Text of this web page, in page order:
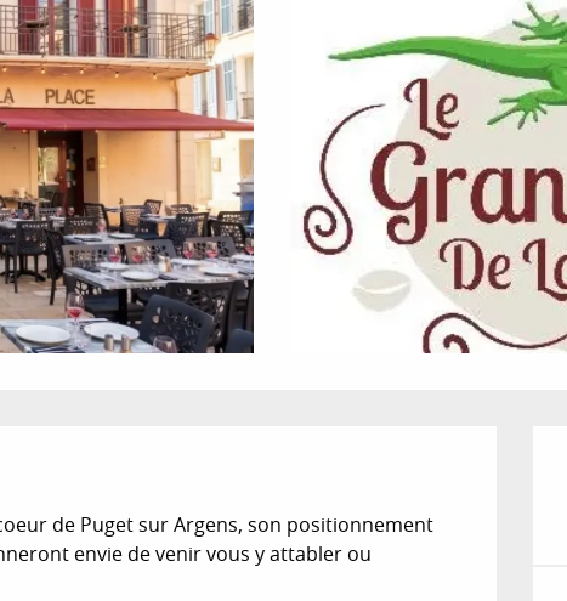
de Puget sur Argens, son positionnement
envie de venir vous y attabler ou